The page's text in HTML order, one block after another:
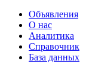
Объявления
О нас
Аналитика
Справочник
База данных